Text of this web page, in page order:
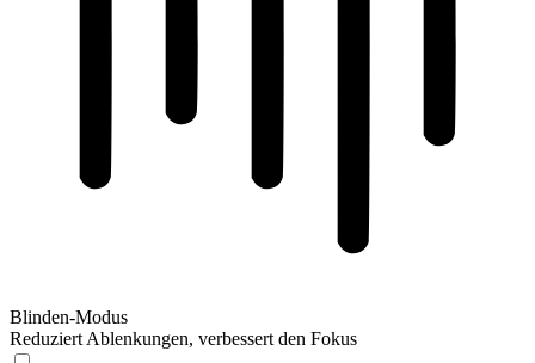
Blinden-Modus
Reduziert Ablenkungen, verbessert den Fokus